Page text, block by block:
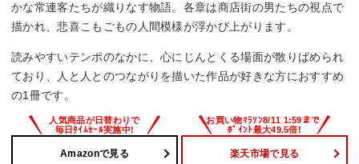
かな常連客たちが織りなす物語。各章は商店街の男たちの視点で
描かれ、悲喜こもごもの人間模様が浮かび上がります。
読みやすいテンポのなかに、心にじんとくる場面が散りばめられ
ており、人と人とのつながりを描いた作品が好きな方におすすめ
の1冊です。
Amazonで見る 楽天市場で見る